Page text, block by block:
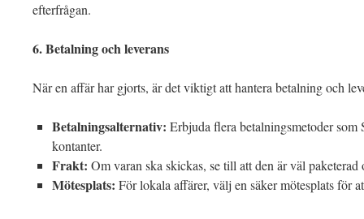
efterfrågan.
6. Betalning och leverans
När en affär har gjorts, är det viktigt att hantera betalning och
Betalningsalternativ: Erbjuda flera betalningsmetoder
kontanter.
Frakt: Om varan ska skickas, se till att den är väl paketerad
Mötesplats: För lokala affärer, välj en säker mötesplats för